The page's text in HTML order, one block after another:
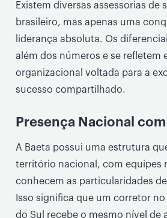
Existem diversas assessorias de
brasileiro, mas apenas uma
liderança absoluta. Os
além dos números e se refletem
organizacional voltada para a
sucesso compartilhado.
Presença Nacional
A Baeta possui uma estrutura
território nacional, com equipes
conhecem as particularidades
Isso significa que um corretor
do Sul recebe o mesmo nível de